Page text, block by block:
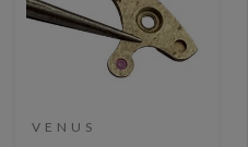
VENUS